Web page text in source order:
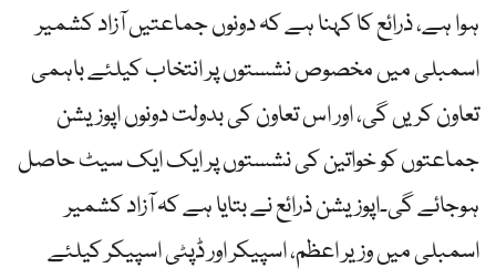
ہوا ہے، ذرائع کا کہنا ہے کہ دونوں جماعتیں آزاد کشمیر
اسمبلی میں مخصوص نشستوں پر انتخاب کیلئے باہمی
تعاون کریں گی، اور اس تعاون کی بدولت دونوں اپوزیشن
جماعتوں کو خواتین کی نشستوں پر ایک ایک سیٹ حاصل
ہوجائے گی۔اپوزیشن ذرائع نے بتایا ہے کہ آزاد کشمیر
اسمبلی میں وزیر اعظم، اسپیکر اور ڈپٹی اسپیکر کیلئے